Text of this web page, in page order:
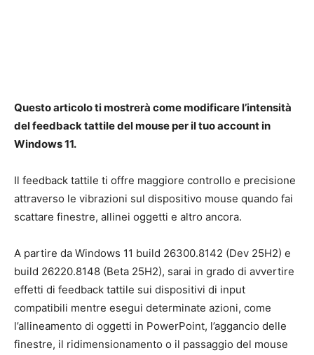
Questo articolo ti mostrerà come modificare l’intensità
del feedback tattile del mouse per il tuo account in
Windows 11.
Il feedback tattile ti offre maggiore controllo e precisione
attraverso le vibrazioni sul dispositivo mouse quando fai
scattare finestre, allinei oggetti e altro ancora.
A partire da Windows 11 build 26300.8142 (Dev 25H2) e
build 26220.8148 (Beta 25H2), sarai in grado di avvertire
effetti di feedback tattile sui dispositivi di input
compatibili mentre esegui determinate azioni, come
l’allineamento di oggetti in PowerPoint, l’aggancio delle
finestre, il ridimensionamento o il passaggio del mouse